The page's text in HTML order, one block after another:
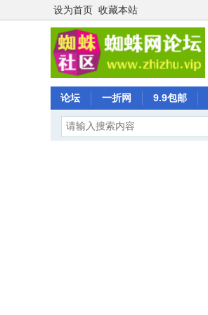
设为首页 收藏本站
论坛 一折网 9.9包邮